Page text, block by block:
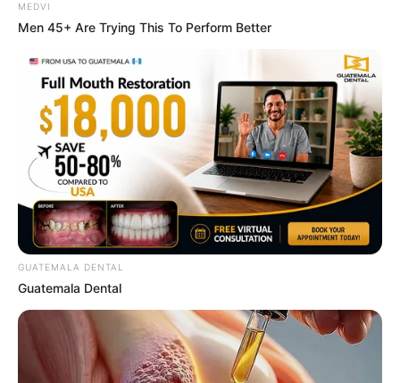
Why this ordinary drink is the secret to feeling your
best every day
CTA FAVORITE
Why this ordinary drink is the secret to feeling your
best every day
MEDVI
Men 45+ Are Trying This To Perform Better
GUATEMALA DENTAL
Guatemala Dental